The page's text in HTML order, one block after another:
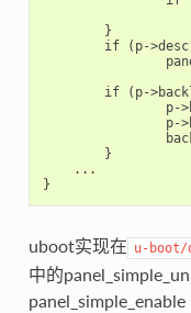
    ...
uboot实现在 u-boot/
中的